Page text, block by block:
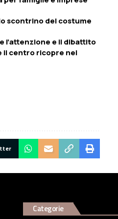
scontrino del costume
l’attenzione e il dibattito
il centro ricopre nel
Categorie